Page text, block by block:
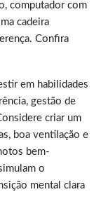
computador com
cadeira
Confira
em habilidades
gestão de
criar um
boa ventilação e
bem-
o
mental clara